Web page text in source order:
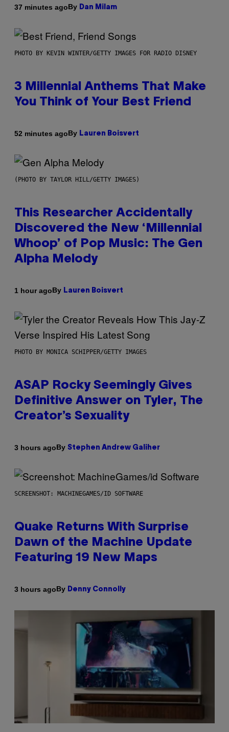
37 minutes agoBy Dan Milam
PHOTO BY KEVIN WINTER/GETTY IMAGES FOR RADIO DISNEY
3 Millennial Anthems That Make
You Think of Your Best Friend
52 minutes agoBy Lauren Boisvert
(PHOTO BY TAYLOR HILL/GETTY IMAGES)
This Researcher Accidentally
Discovered the New ‘Millennial
Whoop’ of Pop Music: The Gen
Alpha Melody
1 hour agoBy Lauren Boisvert
PHOTO BY MONICA SCHIPPER/GETTY IMAGES
ASAP Rocky Seemingly Gives
Definitive Answer on Tyler, The
Creator’s Sexuality
3 hours agoBy Stephen Andrew Galiher
SCREENSHOT: MACHINEGAMES/ID SOFTWARE
Quake Returns With Surprise
Dawn of the Machine Update
Featuring 19 New Maps
3 hours agoBy Denny Connolly